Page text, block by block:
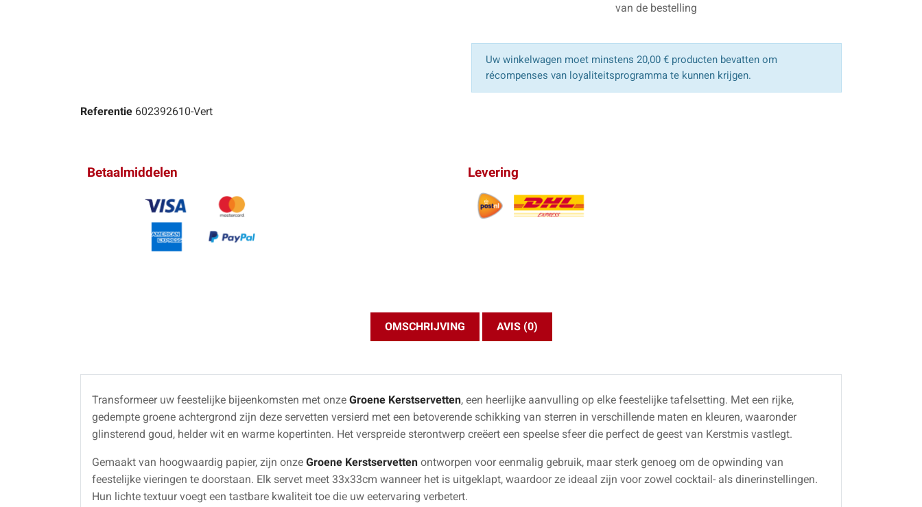
van de bestelling
Uw winkelwagen moet minstens 20,00 € producten bevatten om
récompenses van loyaliteitsprogramma te kunnen krijgen.
Referentie 602392610-Vert
Betaalmiddelen Levering
OMSCHRIJVING AVIS (0)
Transformeer uw feestelijke bijeenkomsten met onze Groene Kerstservetten, een heerlijke aanvulling op elke feestelijke tafelsetting. Met een rijke,
gedempte groene achtergrond zijn deze servetten versierd met een betoverende schikking van sterren in verschillende maten en kleuren, waaronder
glinsterend goud, helder wit en warme kopertinten. Het verspreide sterontwerp creëert een speelse sfeer die perfect de geest van Kerstmis vastlegt.
Gemaakt van hoogwaardig papier, zijn onze Groene Kerstservetten ontworpen voor eenmalig gebruik, maar sterk genoeg om de opwinding van
feestelijke vieringen te doorstaan. Elk servet meet 33x33cm wanneer het is uitgeklapt, waardoor ze ideaal zijn voor zowel cocktail- als dinerinstellingen.
Hun lichte textuur voegt een tastbare kwaliteit toe die uw eetervaring verbetert.